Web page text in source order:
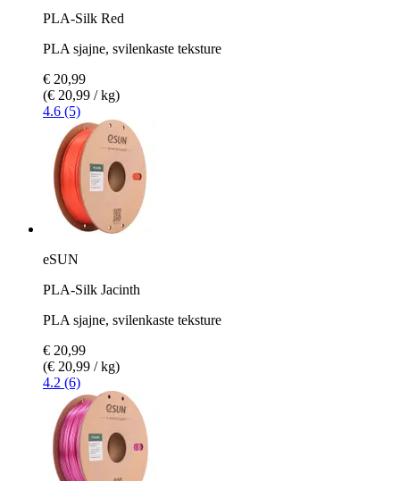
PLA-Silk Red
PLA sjajne, svilenkaste teksture
€ 20,99
(€ 20,99 / kg)
4.6 (5)
eSUN
PLA-Silk Jacinth
PLA sjajne, svilenkaste teksture
€ 20,99
(€ 20,99 / kg)
4.2 (6)